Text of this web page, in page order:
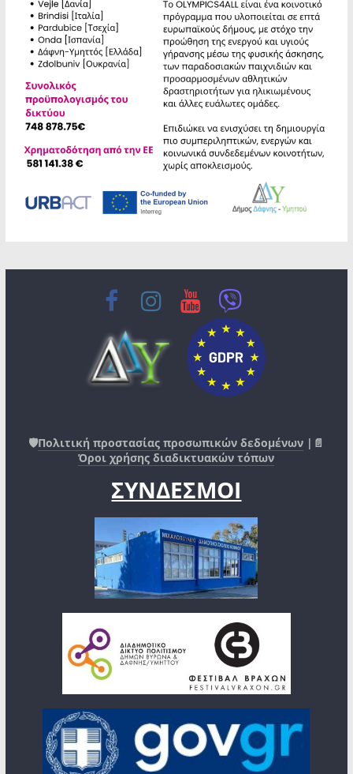
🛡️Πολιτική προστασίας προσωπικών δεδομένων |📄
Όροι χρήσης διαδικτυακών τόπων
ΣΥΝΔΕΣΜΟΙ